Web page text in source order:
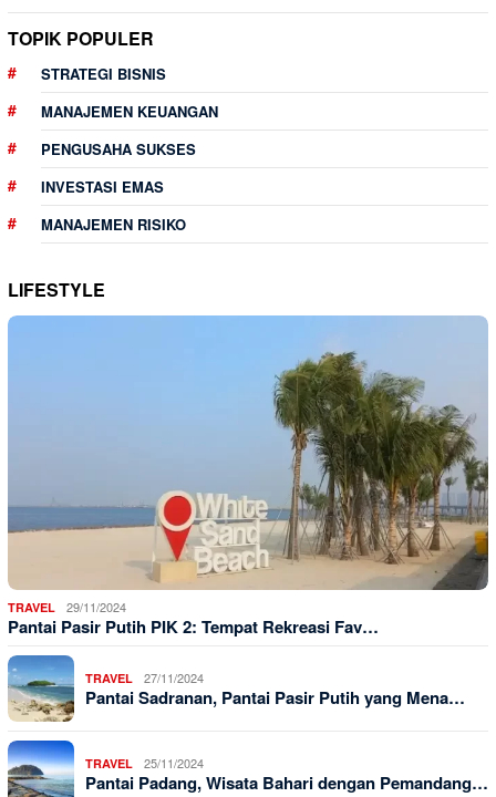
TOPIK POPULER
STRATEGI BISNIS
MANAJEMEN KEUANGAN
PENGUSAHA SUKSES
INVESTASI EMAS
MANAJEMEN RISIKO
LIFESTYLE
TRAVEL 29/11/2024
Pantai Pasir Putih PIK 2: Tempat Rekreasi Fav…
TRAVEL 27/11/2024
Pantai Sadranan, Pantai Pasir Putih yang Mena…
TRAVEL 25/11/2024
Pantai Padang, Wisata Bahari dengan Pemandang…